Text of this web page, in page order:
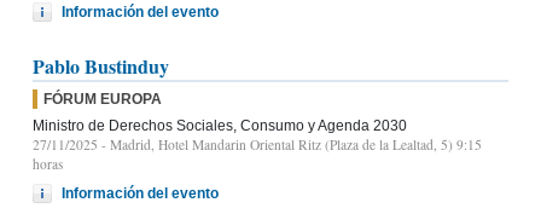
Información del evento
Pablo Bustinduy
FÓRUM EUROPA
Ministro de Derechos Sociales, Consumo y Agenda 2030
27/11/2025 - Madrid, Hotel Mandarin Oriental Ritz (Plaza de la Lealtad, 5) 9:15
horas
Información del evento